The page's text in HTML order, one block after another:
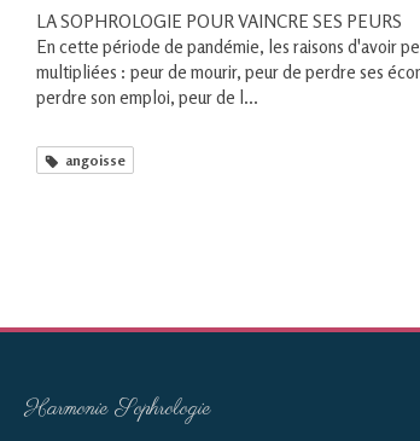
LA SOPHROLOGIE POUR VAINCRE SES PEURS
En cette période de pandémie, les raisons d'avoir
multipliées : peur de mourir, peur de perdre ses
perdre son emploi, peur de l...
angoisse
Harmonie Sophrologie